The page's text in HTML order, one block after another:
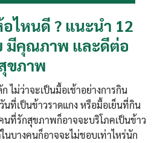
ไหนดี ? แนะนำ 12
มีคุณภาพ และดีต่อ
ขภาพ
ไม่ว่าจะเป็นมื้อเช้าอย่างการกิน
นที่เป็นข้าวราดแกง หรือมื้อเย็นที่กิน
นที่รักสุขภาพก็อาจจะบริโภคเป็นข้าว
นบางคนก็อาจจะไม่ชอบเท่าไหร่นัก